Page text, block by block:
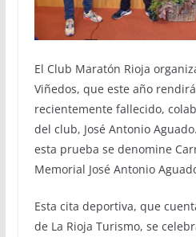
El Club Maratón Rioja
Viñedos, que este año
recientemente fallecido,
del club, José Antonio
esta prueba se denomine
Memorial José Antonio
Esta cita deportiva, que
de La Rioja Turismo, se